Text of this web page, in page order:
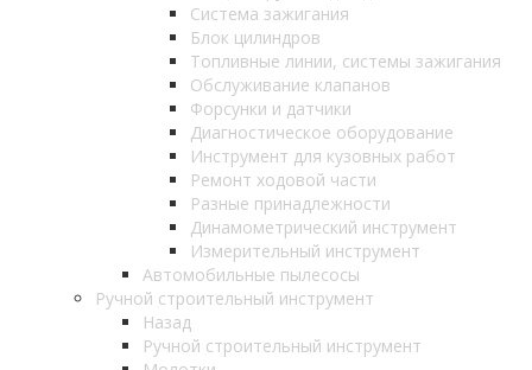
Система зажигания
Блок цилиндров
Топливные линии, системы зажигания
Обслуживание клапанов
Форсунки и датчики
Диагностическое оборудование
Инструмент для кузовных работ
Ремонт ходовой части
Разные принадлежности
Динамометрический инструмент
Измерительный инструмент
Автомобильные пылесосы
Ручной строительный инструмент
Назад
Ручной строительный инструмент